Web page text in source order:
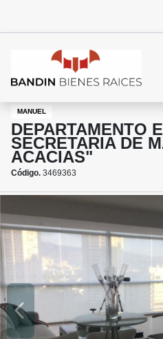
MANUEL
DEPARTAMENTO
SECRETARIA DE
ACACIAS"
Código. 3469363